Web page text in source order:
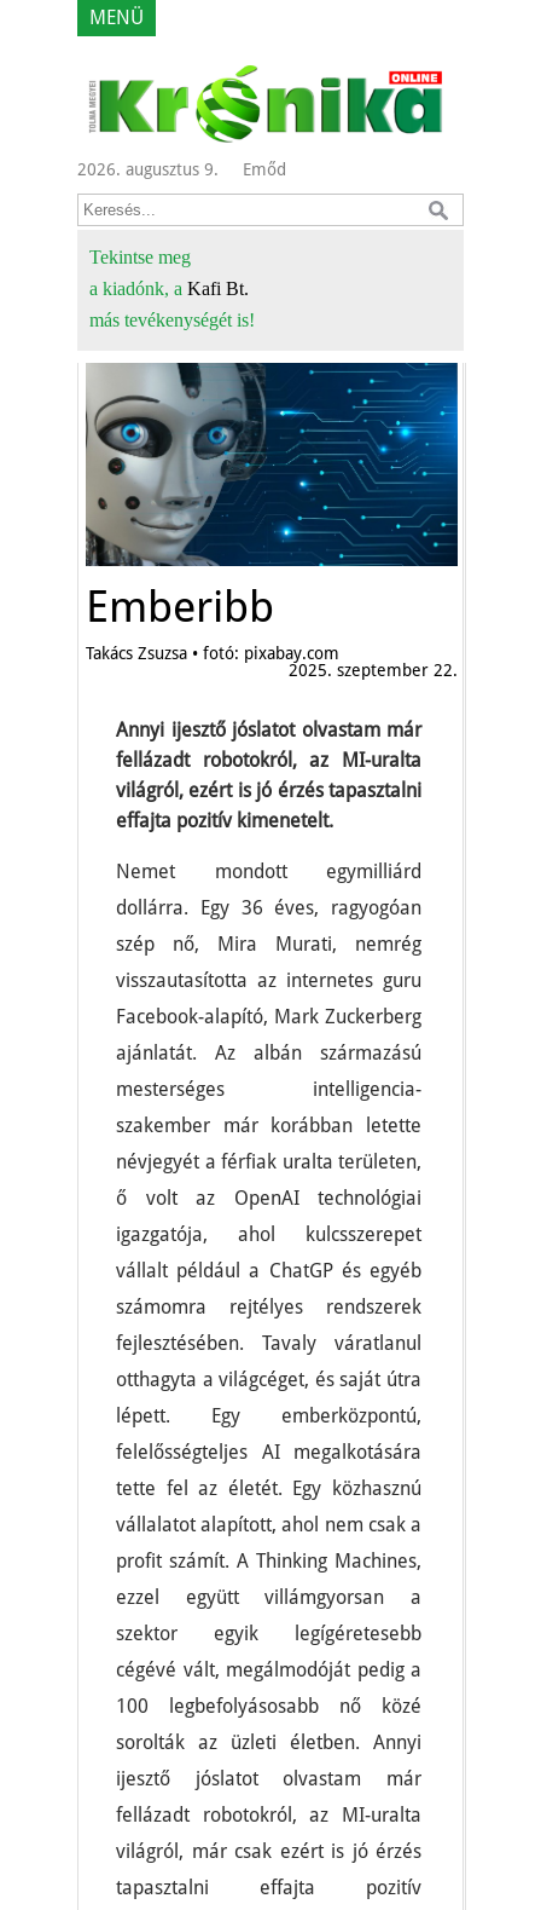
MENÜ
2026. augusztus 9. Emőd
Tekintse meg
a kiadónk, a Kafi Bt.
más tevékenységét is!
Emberibb
Takács Zsuzsa • fotó: pixabay.com
2025. szeptember 22.
Annyi ijesztő jóslatot olvastam már
fellázadt robotokról, az MI-uralta
világról, ezért is jó érzés tapasztalni
effajta pozitív kimenetelt.
Nemet mondott egymilliárd
dollárra. Egy 36 éves, ragyogóan
szép nő, Mira Murati, nemrég
visszautasította az internetes guru
Facebook-alapító, Mark Zuckerberg
ajánlatát. Az albán származású
mesterséges intelligencia-
szakember már korábban letette
névjegyét a férfiak uralta területen,
ő volt az OpenAI technológiai
igazgatója, ahol kulcsszerepet
vállalt például a ChatGP és egyéb
számomra rejtélyes rendszerek
fejlesztésében. Tavaly váratlanul
otthagyta a világcéget, és saját útra
lépett. Egy emberközpontú,
felelősségteljes AI megalkotására
tette fel az életét. Egy közhasznú
vállalatot alapított, ahol nem csak a
profit számít. A Thinking Machines,
ezzel együtt villámgyorsan a
szektor egyik legígéretesebb
cégévé vált, megálmodóját pedig a
100 legbefolyásosabb nő közé
sorolták az üzleti életben. Annyi
ijesztő jóslatot olvastam már
fellázadt robotokról, az MI-uralta
világról, már csak ezért is jó érzés
tapasztalni effajta pozitív